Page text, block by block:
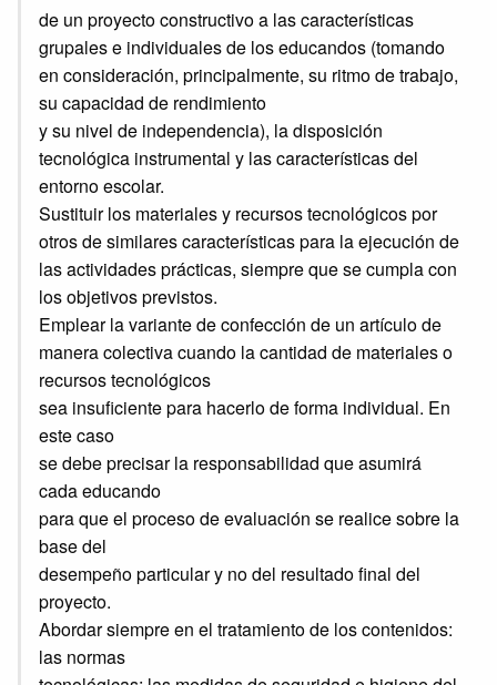
de un proyecto constructivo a las características
grupales e individuales de los educandos (tomando
en consideración, principalmente, su ritmo de trabajo,
su capacidad de rendimiento
y su nivel de independencia), la disposición
tecnológica instrumental y las características del
entorno escolar.
Sustituir los materiales y recursos tecnológicos por
otros de similares características para la ejecución de
las actividades prácticas, siempre que se cumpla con
los objetivos previstos.
Emplear la variante de confección de un artículo de
manera colectiva cuando la cantidad de materiales o
recursos tecnológicos
sea insuficiente para hacerlo de forma individual. En
este caso
se debe precisar la responsabilidad que asumirá
cada educando
para que el proceso de evaluación se realice sobre la
base del
desempeño particular y no del resultado final del
proyecto.
Abordar siempre en el tratamiento de los contenidos:
las normas